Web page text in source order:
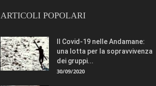
ARTICOLI POPOLARI
Il Covid-19 nelle Andamane:
una lotta per la sopravvivenza
dei gruppi...
30/09/2020